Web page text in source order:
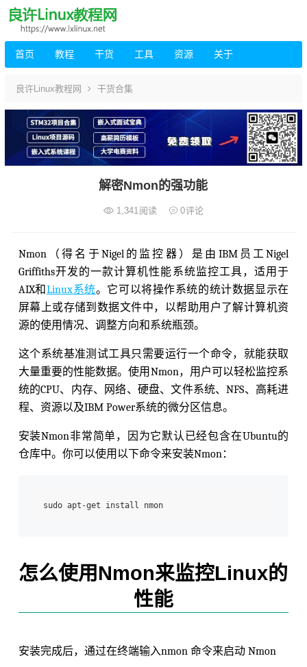
首页 教程 干货 工具 资源 关于
良许Linux教程网 干货合集
解密Nmon的强功能
1,341 阅读 0评论
Nmon（得名于Nigel的监控器）是由IBM员工Nigel
Griffiths开发的一款计算机性能系统监控工具，适用于
AIX和Linux系统。它可以将操作系统的统计数据显示在
屏幕上或存储到数据文件中，以帮助用户了解计算机资
源的使用情况、调整方向和系统瓶颈。
这个系统基准测试工具只需要运行一个命令，就能获取
大量重要的性能数据。使用Nmon，用户可以轻松监控系
统的CPU、内存、网络、硬盘、文件系统、NFS、高耗进
程、资源以及IBM Power系统的微分区信息。
安装Nmon非常简单，因为它默认已经包含在Ubuntu的
仓库中。你可以使用以下命令来安装Nmon：
sudo apt-get install nmon
怎么使用Nmon来监控Linux的
性能
安装完成后，通过在终端输入nmon 命令来启动 Nmon